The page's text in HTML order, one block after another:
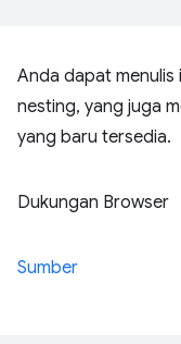
Anda dapat menulis
nesting, yang juga
yang baru tersedia.
Dukungan Browser
Sumber